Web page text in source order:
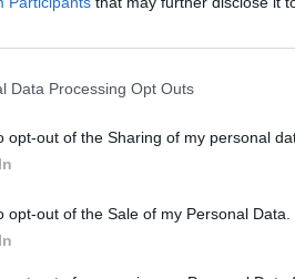
Data Processing Opt Outs
opt-out of the Sharing of my personal
opt-out of the Sale of my Personal Data.
su Via delle Olimpiadi fino a Via
sosta valgono anche per i residenti.
e nella zona di Via De Coubertain e
ai residenti muniti di apposita
interdette alla circolazione
a munirsi di una specifica
di polizia municipale di
carta di circolazione del veicolo
viene rilasciata subito e